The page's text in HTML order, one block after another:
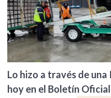
Lo hizo a través de
hoy en el Boletín